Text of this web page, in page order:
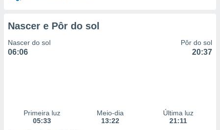
Nascer e Pôr do sol
Nascer do sol
06:06
Pôr do sol
20:37
Primeira luz
05:33
Meio-dia
13:22
Última luz
21:11